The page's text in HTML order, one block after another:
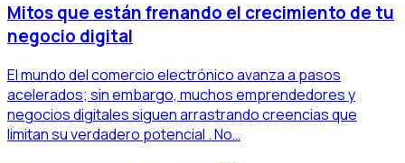
Mitos que están frenando el crecimiento de tu
negocio digital
El mundo del comercio electrónico avanza a pasos
acelerados; sin embargo, muchos emprendedores y
negocios digitales siguen arrastrando creencias que
limitan su verdadero potencial . No…